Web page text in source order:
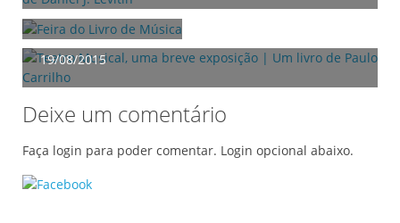
17/08/2015
Teatro Musical, uma breve exposição | Um livro de
Paulo Carrilho
19/08/2015
Deixe um comentário
Faça login para poder comentar. Login opcional abaixo.